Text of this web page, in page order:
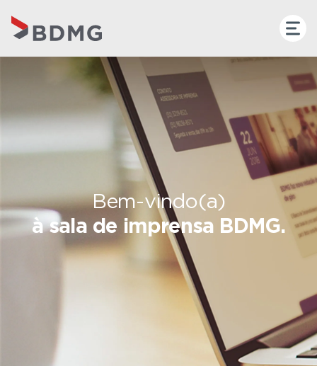
Bem-vindo(a)
à sala de imprensa BDMG.